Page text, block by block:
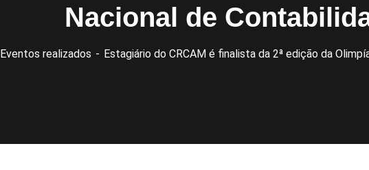
Nacional de
Eventos realizados Estagiário do CRCAM é finalista da 2ª edição da